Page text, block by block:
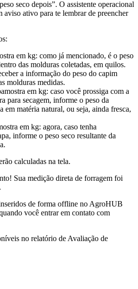
seco depois”. O assistente operacional
ativo para te lembrar de preencher
em kg: como já mencionado, é o peso
das molduras coletadas, em quilos.
a informação do peso do capim
molduras medidas.
em kg: caso você prossiga com a
para secagem, informe o peso da
em matéria natural, ou seja, ainda fresca,
em kg: agora, caso tenha
informe o peso seco resultante da
calculadas na tela.
Sua medição direta de forragem foi
de forma offline no AgroHUB
você entrar em contato com
no relatório de Avaliação de